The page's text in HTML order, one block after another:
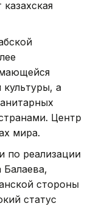
культуры, а
Центр
мира.
по реализации
Балаева,
стороны
статус